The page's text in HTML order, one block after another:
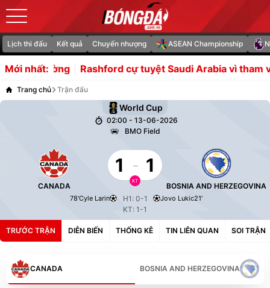
Lịch thi đấu Kết quả Chuyển nhượng ASEAN Championship
Mới nhất:Rashford cự tuyệt Saudi Arabia vì tham vọng
Trang chủ Trận đấu
World Cup
02:00 - 13-06-2026
BMO Field
CANADA
1 - 1
KT
BOSNIA AND HERZEGOVINA
Cyle Larin
78'
H1: 0-1
KT: 1-1
Jovo Lukic21'
TRƯỚC TRẬN DIỄN BIẾN THỐNG KÊ TIN LIÊN QUAN SOI TRẬN
CANADA BOSNIA AND HERZEGOVINA